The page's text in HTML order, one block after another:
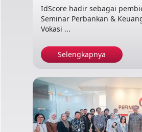
IdScore hadir sebagai
Seminar Perbankan &
Vokasi ...
Selengkapnya